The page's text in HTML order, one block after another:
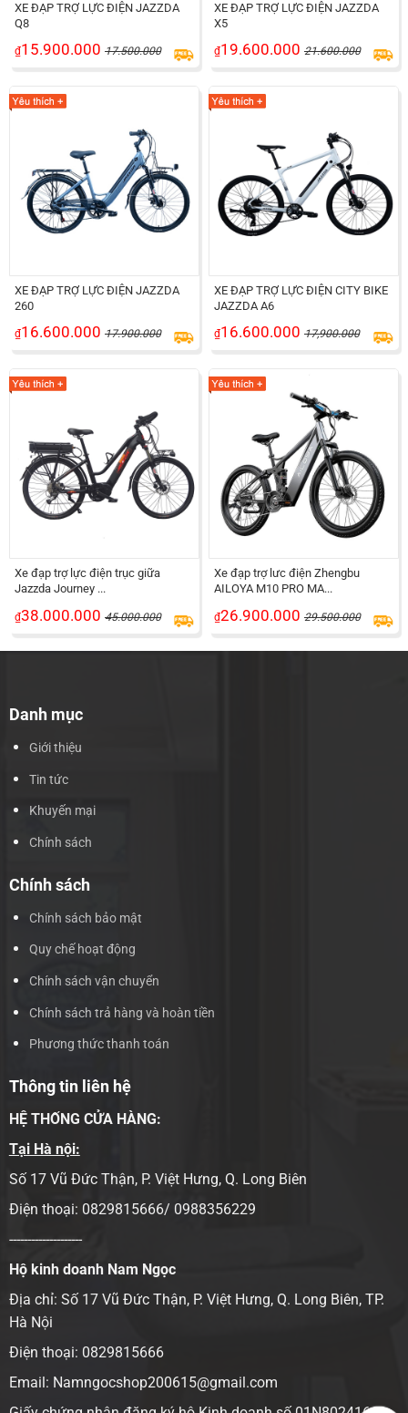
XE ĐẠP TRỢ LỰC ĐIỆN JAZZDA
Q8
₫15.900.000 17.500.000
XE ĐẠP TRỢ LỰC ĐIỆN JAZZDA
X5
₫19.600.000 21.600.000
XE ĐẠP TRỢ LỰC ĐIỆN JAZZDA
260
₫16.600.000 17.900.000
XE ĐẠP TRỢ LỰC ĐIỆN CITY BIKE
JAZZDA A6
₫16.600.000 17,900.000
Xe đạp trợ lực điện trục giữa
Jazzda Journey ...
₫38.000.000 45.000.000
Xe đạp trợ lưc điện Zhengbu
AILOYA M10 PRO MA...
₫26.900.000 29.500.000
Danh mục
Giới thiệu
Tin tức
Khuyến mại
Chính sách
Chính sách
Chính sách bảo mật
Quy chế hoạt động
Chính sách vận chuyển
Chính sách trả hàng và hoàn tiền
Phương thức thanh toán
Thông tin liên hệ
HỆ THỐNG CỬA HÀNG:
Tại Hà nội:
Số 17 Vũ Đức Thận, P. Việt Hưng, Q. Long Biên
Điện thoại: 0829815666/ 0988356229
--------------------
Hộ kinh doanh Nam Ngọc
Địa chỉ: Số 17 Vũ Đức Thận, P. Việt Hưng, Q. Long Biên, TP.
Hà Nội
Điện thoại: 0829815666
Email: Namngocshop200615@gmail.com